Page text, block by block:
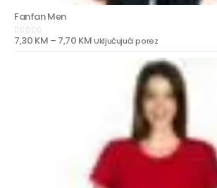
Fanfan Men
0 out of 5
7,30 KM – 7,70 KMUključujući porez